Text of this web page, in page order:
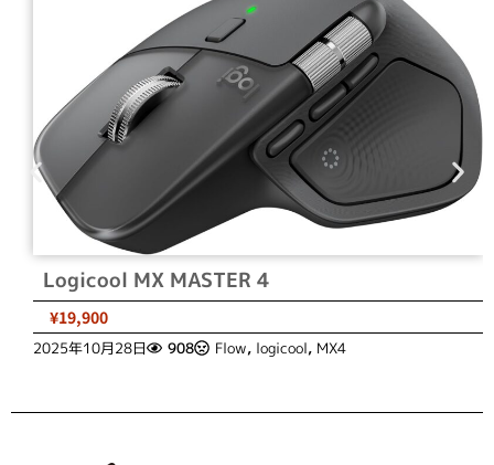
Logicool MX MASTER 4
¥19,900
2025年10月28日 908 Flow, logicool, MX4